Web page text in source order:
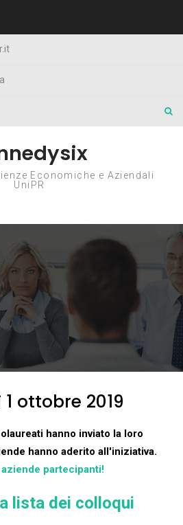
Economiche e Aziendali
UniPR
ottobre 2019
hanno inviato la loro
hanno aderito all'iniziativa.
partecipanti!
lista dei colloqui